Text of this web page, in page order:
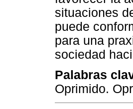
situaciones
puede
para una
sociedad
Palabras
Oprimido.